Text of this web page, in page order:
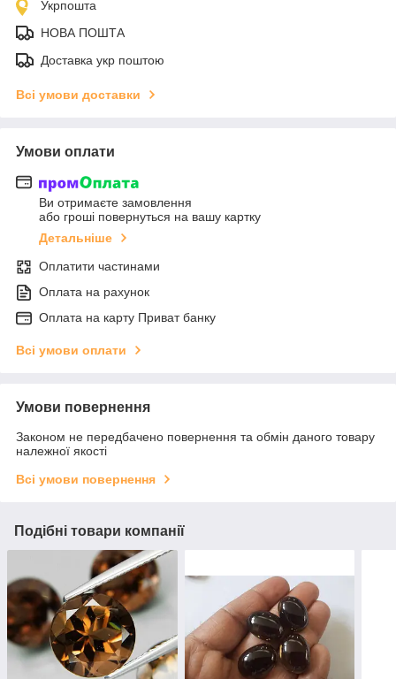
Укрпошта
НОВА ПОШТА
Доставка укр поштою
Всі умови доставки
Умови оплати
Ви отримаєте замовлення
або гроші повернуться на вашу картку
Детальніше
Оплатити частинами
Оплата на рахунок
Оплата на карту Приват банку
Всі умови оплати
Умови повернення
Законом не передбачено повернення та обмін даного товару
належної якості
Всі умови повернення
Подібні товари компанії